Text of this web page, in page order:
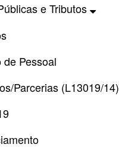
e Tributos
Pessoal
Parcerias (L13019/14)